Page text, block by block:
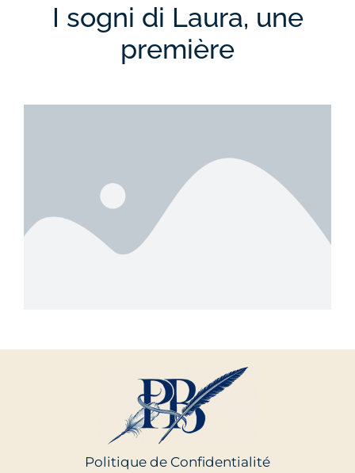
I sogni di Laura, une
première
Politique de Confidentialité